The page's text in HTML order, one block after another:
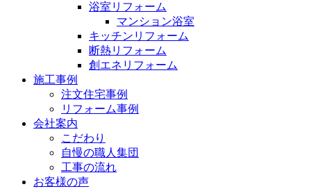
浴室リフォーム
マンション浴室
キッチンリフォーム
断熱リフォーム
創エネリフォーム
施工事例
注文住宅事例
リフォーム事例
会社案内
こだわり
自慢の職人集団
工事の流れ
お客様の声